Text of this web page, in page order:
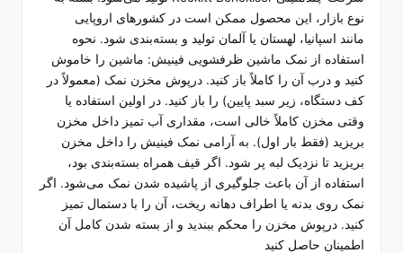
نوع بازار، این محصول ممکن است در کشورهای اروپایی
مانند اسپانیا، لهستان یا آلمان تولید و بسته‌بندی شود. نحوه
استفاده از نمک ماشین ظرفشویی فینیش: ماشین را خاموش
کنید و درب آن را کاملاً باز کنید. درپوش مخزن نمک (معمولاً در
کف دستگاه، زیر سبد پایین) را باز کنید. در اولین استفاده یا
وقتی مخزن کاملاً خالی است، مقداری آب تمیز داخل مخزن
بریزید (فقط بار اول). به آرامی نمک فینیش را داخل مخزن
بریزید تا نزدیک لبه پر شود. اگر قیف همراه بسته‌بندی بود،
استفاده از آن باعث جلوگیری از پاشیده شدن نمک می‌شود. اگر
نمک روی بدنه یا اطراف دهانه ریخت، آن را با دستمال تمیز
کنید. درپوش مخزن را محکم ببندید و از بسته شدن کامل آن
اطمینان حاصل کنید